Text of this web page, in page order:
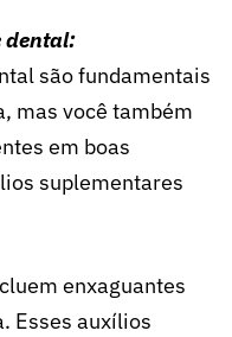
dental:
são fundamentais
mas você também
em boas
suplementares
enxaguantes
Esses auxílios